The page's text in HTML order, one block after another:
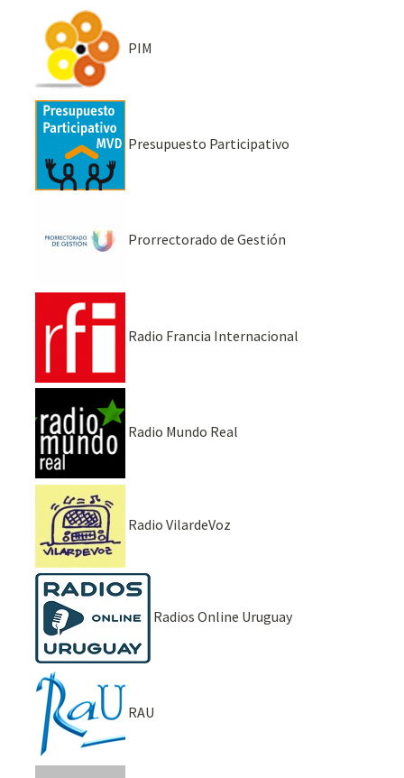
PIM
Presupuesto Participativo
Prorrectorado de Gestión
Radio Francia Internacional
Radio Mundo Real
Radio VilardeVoz
Radios Online Uruguay
RAU